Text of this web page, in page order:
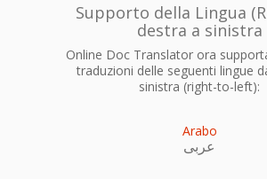
Supporto della Lingua
destra a sinistra
Online Doc Translator ora
traduzioni delle seguenti lingue
sinistra (right-to-left):
Arabo
عربى